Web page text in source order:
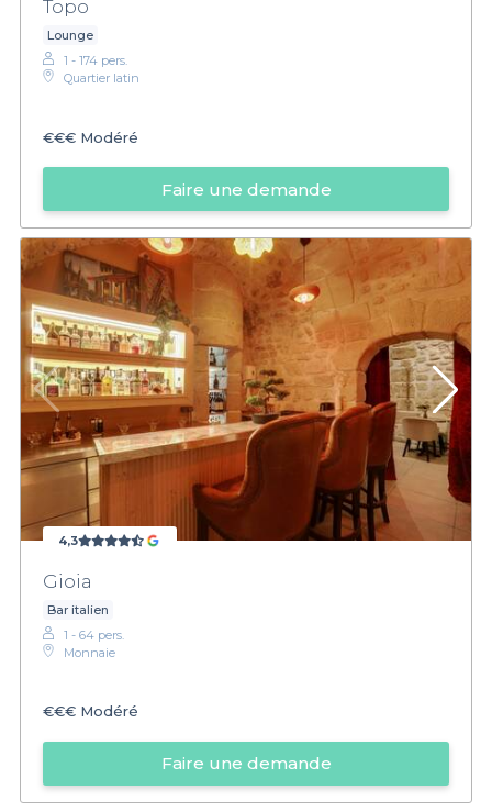
Topo
Lounge
1 - 174 pers.
Quartier latin
€€€ Modéré
Faire une demande
4,3
Gioia
Bar italien
1 - 64 pers.
Monnaie
€€€ Modéré
Faire une demande